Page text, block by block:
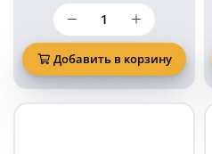
Количество
товара
Светодиодная
фара
дальнего
света
KARAVAN
Добавить в корзину